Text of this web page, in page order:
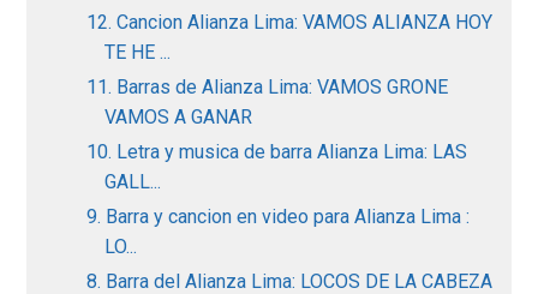
12. Cancion Alianza Lima: VAMOS ALIANZA HOY
TE HE ...
11. Barras de Alianza Lima: VAMOS GRONE
VAMOS A GANAR
10. Letra y musica de barra Alianza Lima: LAS
GALL...
9. Barra y cancion en video para Alianza Lima :
LO...
8. Barra del Alianza Lima: LOCOS DE LA CABEZA